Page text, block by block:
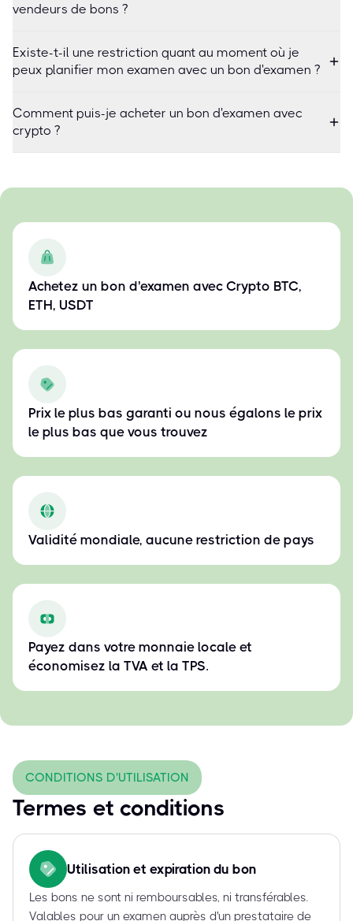
vendeurs de bons ?
Existe-t-il une restriction quant au moment où je
peux planifier mon examen avec un bon d'examen ?
Comment puis-je acheter un bon d'examen avec
crypto ?
Achetez un bon d'examen avec Crypto BTC,
ETH, USDT
Prix le plus bas garanti ou nous égalons le prix
le plus bas que vous trouvez
Validité mondiale, aucune restriction de pays
Payez dans votre monnaie locale et
économisez la TVA et la TPS.
CONDITIONS D'UTILISATION
Termes et conditions
Utilisation et expiration du bon
Les bons ne sont ni remboursables, ni transférables.
Valables pour un examen auprès d'un prestataire de